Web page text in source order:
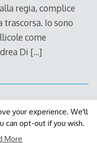
regia, complice
trascorsa. Io sono
come
Di […]
Themes
your experience. We'll
can opt-out if you wish.
More